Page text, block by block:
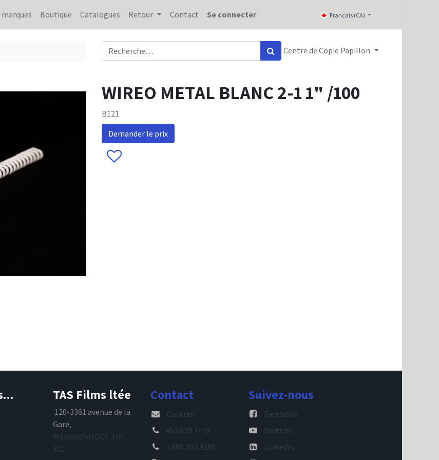
marques Boutique Catalogues Retour Contact Se connecter Français (CA)
Centre de Copie Papillon
WIREO METAL BLANC 2-1 1" /100
B121
Demander le prix
TAS Films ltée
120-3361 avenue de la
Gare,
Mascouche(QC) J7K
3C1
Contact
Courriel
450.629.7119
1.800.363.4298
Suivez-nous
Facebook
Youtube
Linkedin